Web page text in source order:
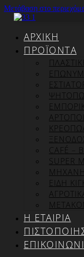
Μετάβαση στο
ΑΡΧΙΚΉ
ΠΡΟΪΌΝΤΑ
CAFÉ –
SUPER
ΕΙΔΗ
Η ΕΤΑΙΡΊΑ